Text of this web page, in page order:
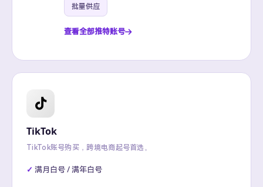
批量供应
查看全部推特账号
TikTok
TikTok账号购买，跨境电商起号首选。
满月白号 / 满年白号